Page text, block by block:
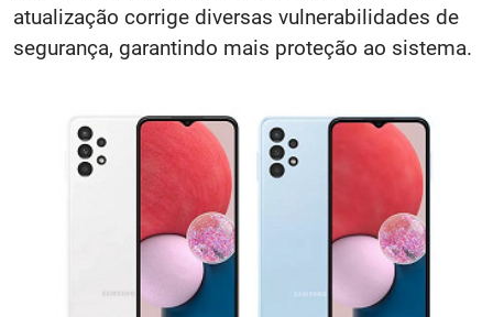
atualização corrige diversas vulnerabilidades de
segurança, garantindo mais proteção ao sistema.